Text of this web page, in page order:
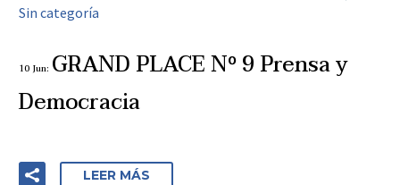
Sin categoría
10 Jun: GRAND PLACE Nº 9 Prensa y
Democracia
LEER MÁS